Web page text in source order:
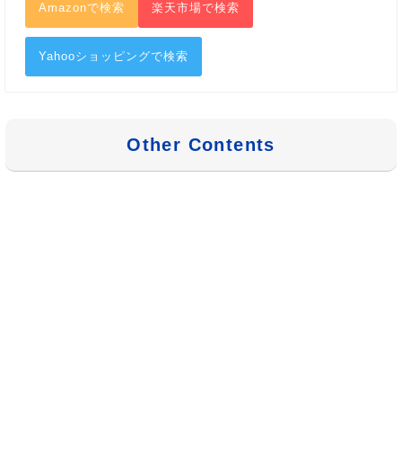
Amazonで検索 楽天市場で検索
Yahooショッピングで検索
Other Contents